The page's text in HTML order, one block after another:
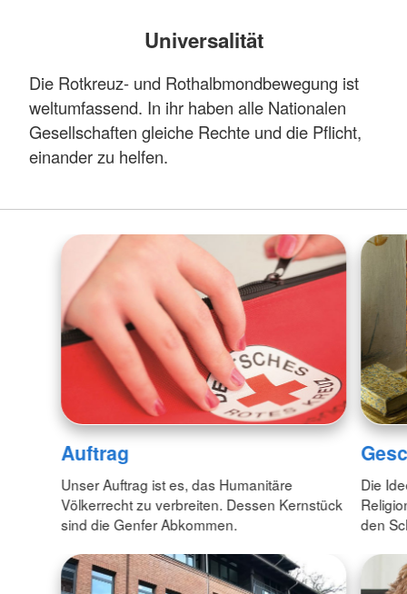
Universalität
Die Rotkreuz- und Rothalbmondbewegung ist
weltumfassend. In ihr haben alle Nationalen
Gesellschaften gleiche Rechte und die Pflicht,
einander zu helfen.
Auftrag
Unser Auftrag ist es, das Humanitäre
Völkerrecht zu verbreiten. Dessen Kernstück
sind die Genfer Abkommen.
Die
den